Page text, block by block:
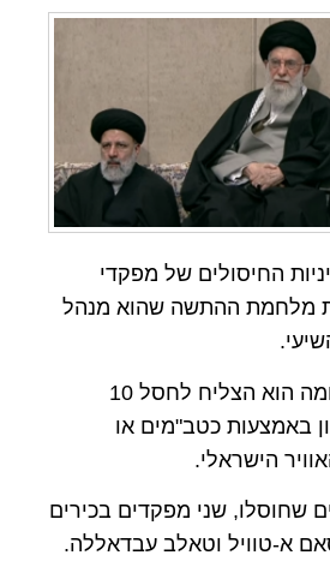
החיסולים של מפקדי
מלחמת ההתשה שהוא מנהל
מאז תחילת המלחמה הוא הצליח לחסל 10
באמצעות כטב"מים או
הישראלי.
שחוסלו, שני מפקדים בכירים
א-טוויל וטאלב עבדאללה.